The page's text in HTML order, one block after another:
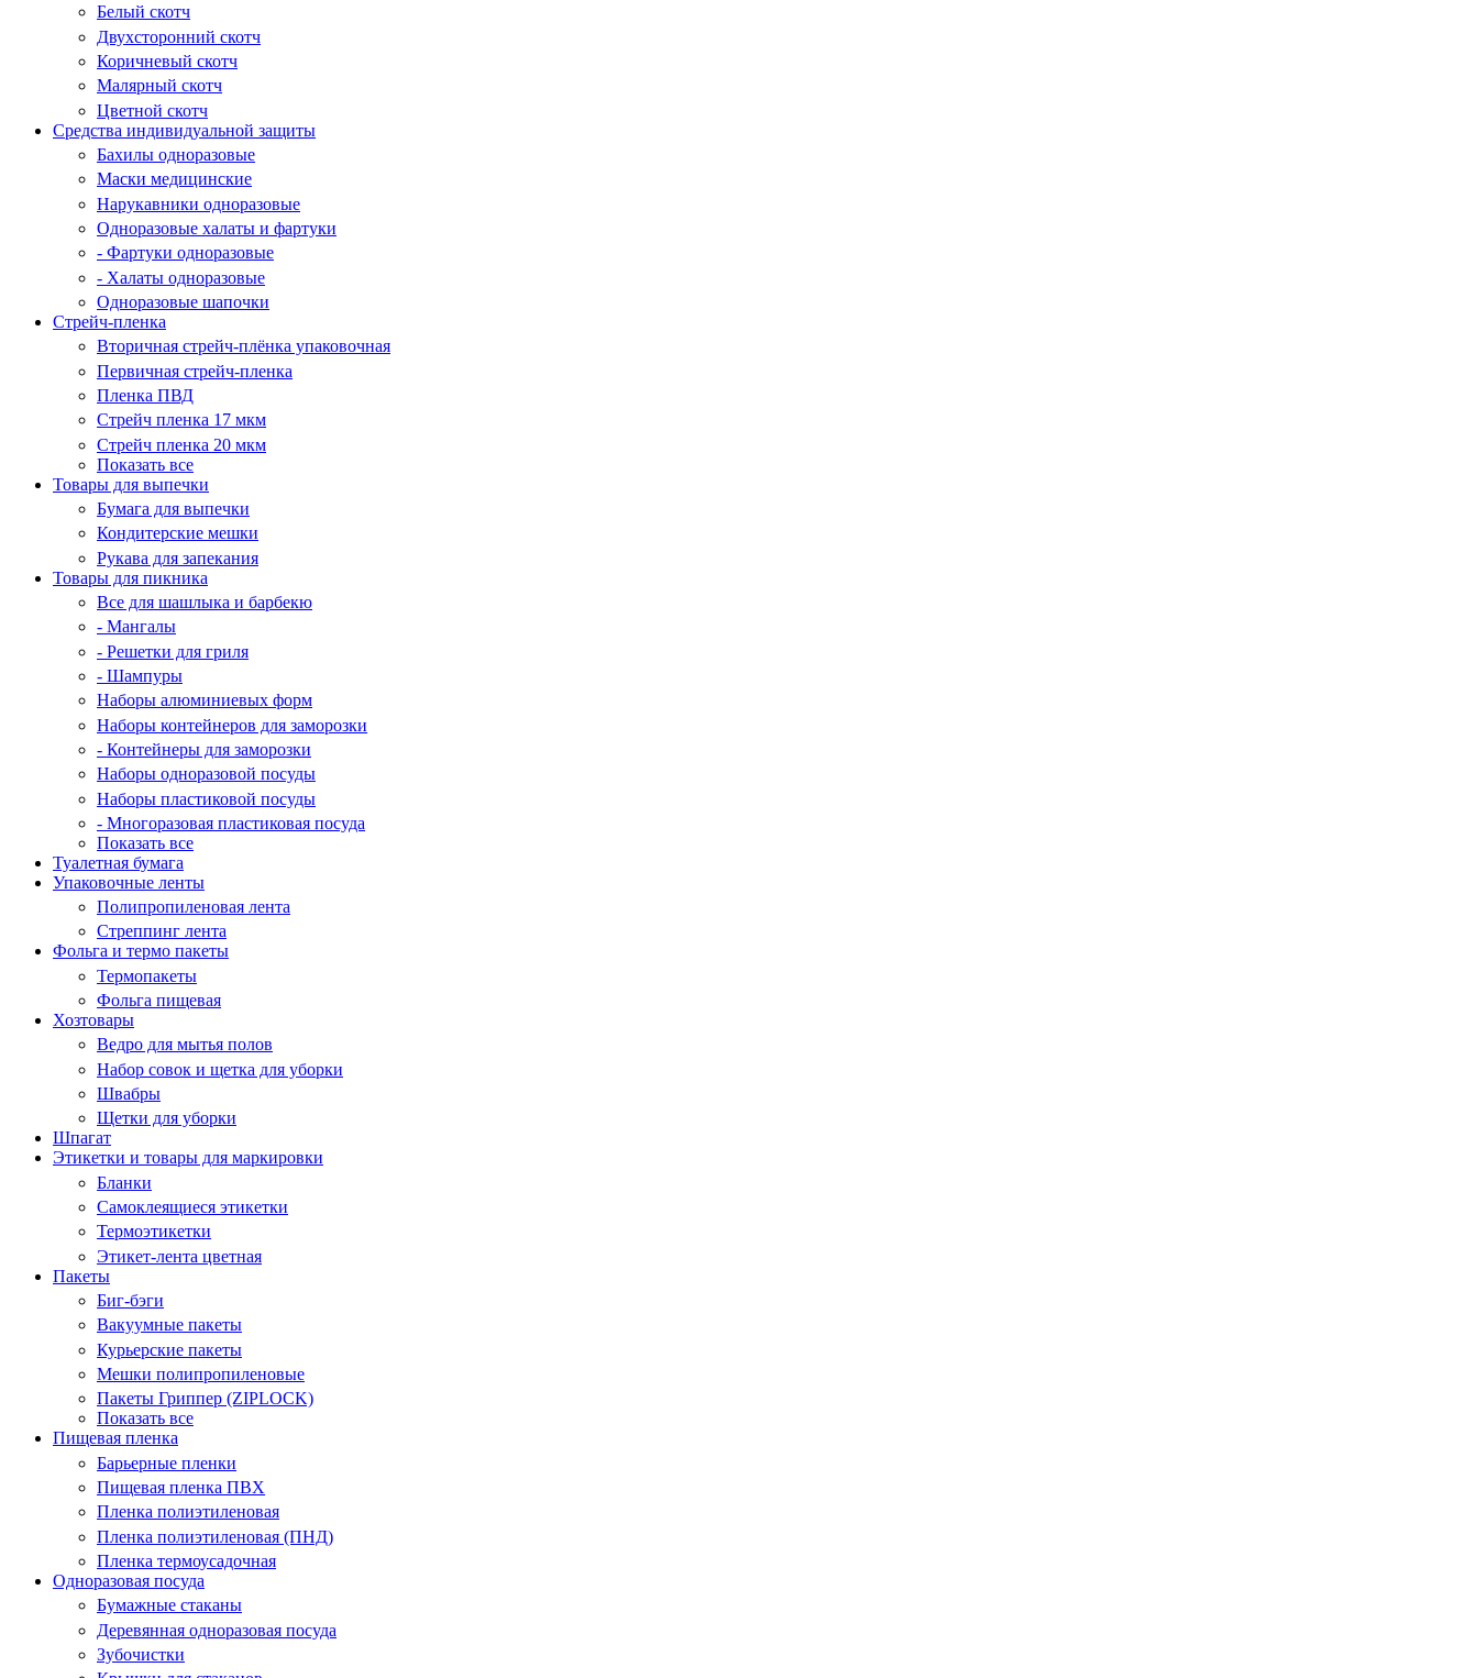
Белый скотч
Двухсторонний скотч
Коричневый скотч
Малярный скотч
Цветной скотч
Средства индивидуальной защиты
Бахилы одноразовые
Маски медицинские
Нарукавники одноразовые
Одноразовые халаты и фартуки
- Фартуки одноразовые
- Халаты одноразовые
Одноразовые шапочки
Стрейч-пленка
Вторичная стрейч-плёнка упаковочная
Первичная стрейч-пленка
Пленка ПВД
Стрейч пленка 17 мкм
Стрейч пленка 20 мкм
Показать все
Товары для выпечки
Бумага для выпечки
Кондитерские мешки
Рукава для запекания
Товары для пикника
Все для шашлыка и барбекю
- Мангалы
- Решетки для гриля
- Шампуры
Наборы алюминиевых форм
Наборы контейнеров для заморозки
- Контейнеры для заморозки
Наборы одноразовой посуды
Наборы пластиковой посуды
- Многоразовая пластиковая посуда
Показать все
Туалетная бумага
Упаковочные ленты
Полипропиленовая лента
Стреппинг лента
Фольга и термо пакеты
Термопакеты
Фольга пищевая
Хозтовары
Ведро для мытья полов
Набор совок и щетка для уборки
Швабры
Щетки для уборки
Шпагат
Этикетки и товары для маркировки
Бланки
Самоклеящиеся этикетки
Термоэтикетки
Этикет-лента цветная
Пакеты
Биг-бэги
Вакуумные пакеты
Курьерские пакеты
Мешки полипропиленовые
Пакеты Гриппер (ZIPLOCK)
Показать все
Пищевая пленка
Барьерные пленки
Пищевая пленка ПВХ
Пленка полиэтиленовая
Пленка полиэтиленовая (ПНД)
Пленка термоусадочная
Одноразовая посуда
Бумажные стаканы
Деревянная одноразовая посуда
Зубочистки